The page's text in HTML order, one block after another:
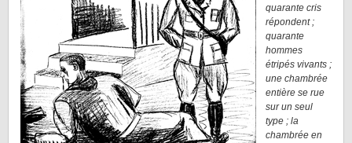
quarante cris
répondent ;
quarante
hommes
étripés vivants ;
une chambrée
entière se rue
sur un seul
type ; la
chambrée en